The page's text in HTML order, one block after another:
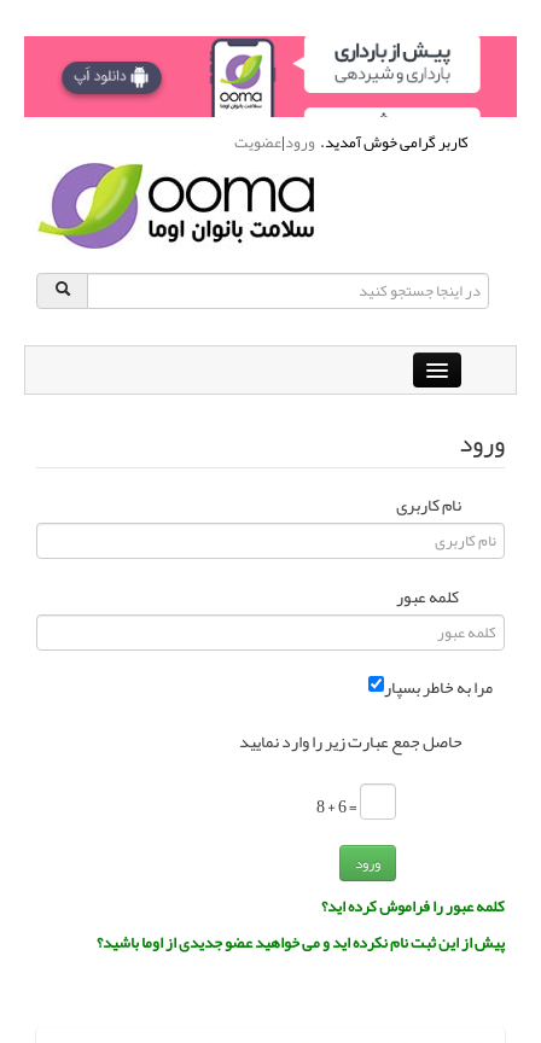
کاربر گرامی خوش آمدید.ورود|عضویت
دانشنامه سلامت بانوان
انجمن متخصصین زنان و اوما انتخاب نام کودک
فهرست مواد غذایی
تماس با ما
ورود
نام کاربری
کلمه عبور
مرا به خاطر بسپار
حاصل جمع عبارت زیر را وارد نمایید
= 6 + 8
ورود
کلمه عبور را فراموش کرده اید؟
پیش از این ثبت نام نکرده اید و می خواهید عضو جدیدی از اوما باشید؟